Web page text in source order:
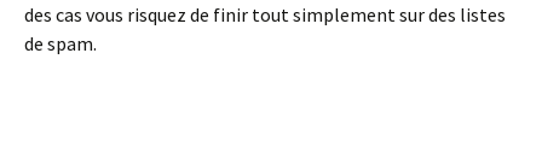
des cas vous risquez de finir tout simplement sur des listes
de spam.